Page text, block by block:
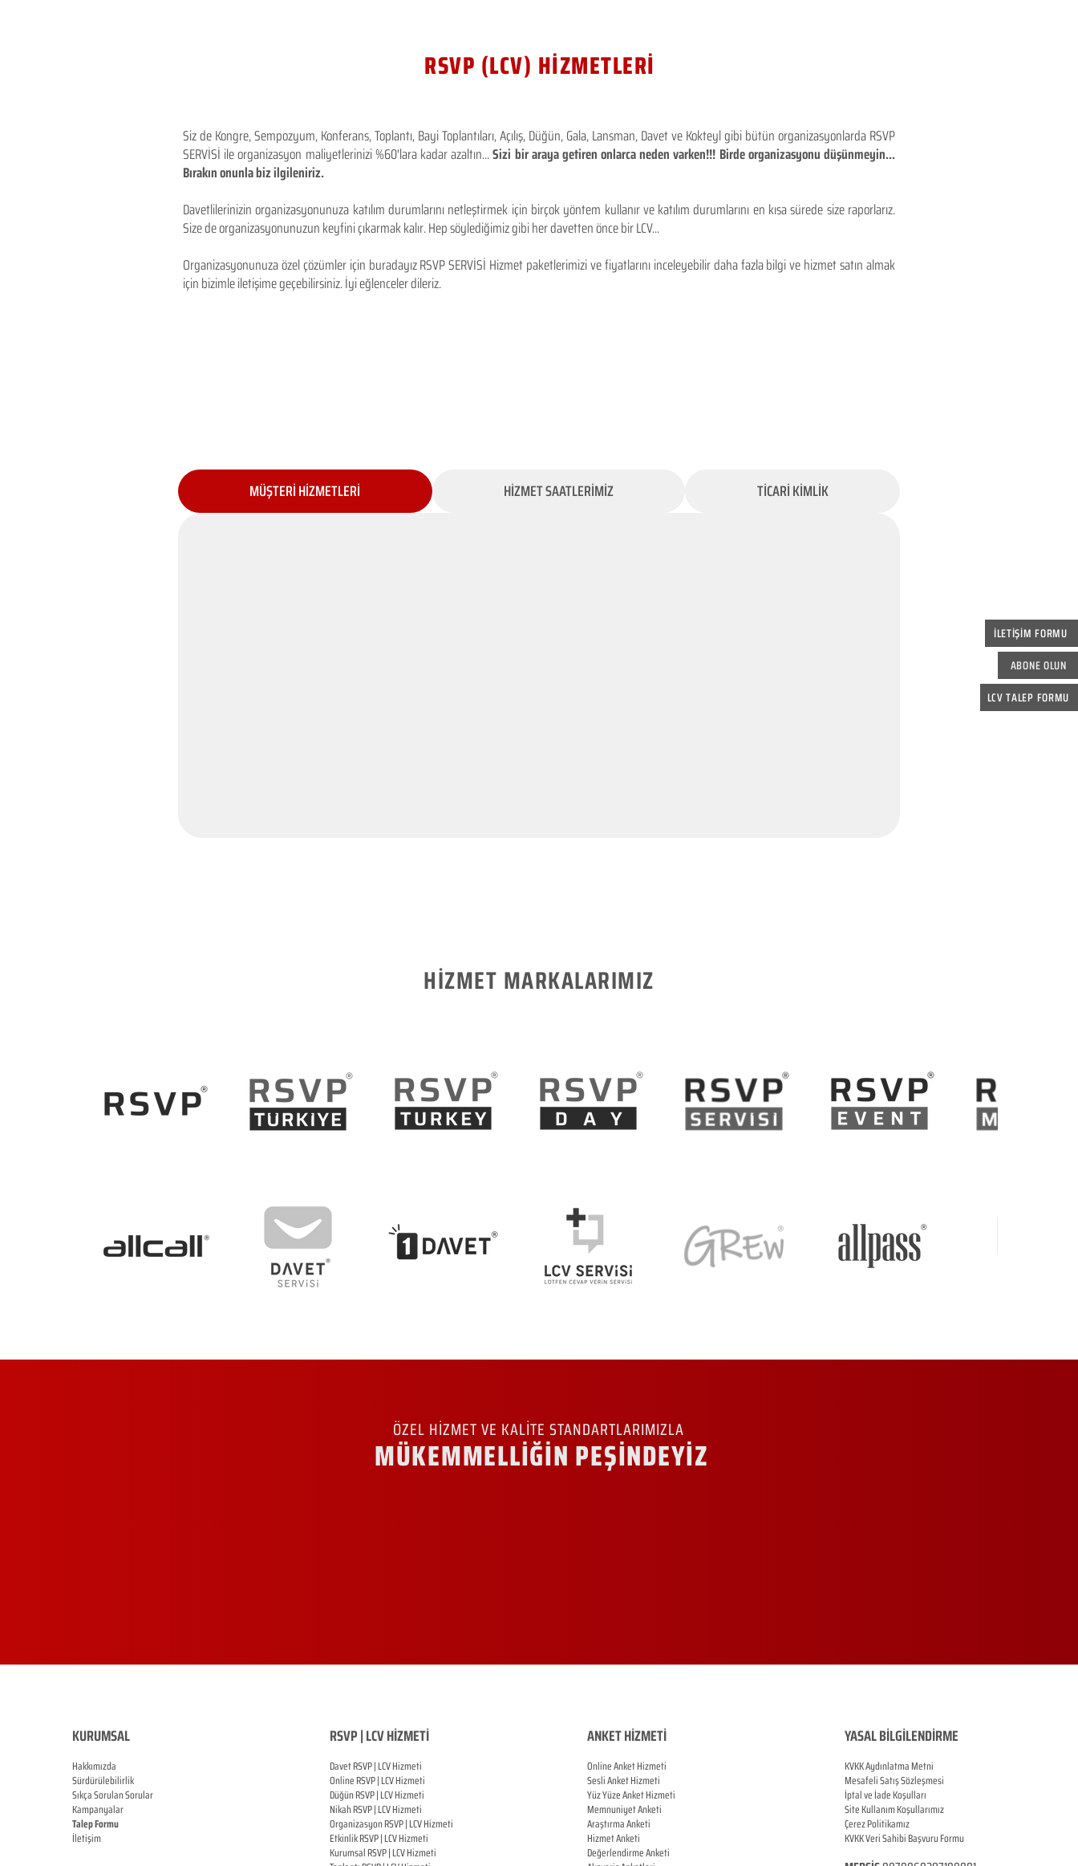
İLETİŞİM FORMU
ABONE OLUN
LCV TALEP FORMU
RSVP (LCV) HİZMETLERİ
Siz de Kongre, Sempozyum, Konferans, Toplantı, Bayi Toplantıları, Açılış, Düğün, Gala, Lansman, Davet ve Kokteyl gibi bütün organizasyonlarda RSVP
SERVİSİ ile organizasyon maliyetlerinizi %60'lara kadar azaltın...Sizi bir araya getiren onlarca neden varken!!! Birde organizasyonu düşünmeyin...
Bırakın onunla biz ilgileniriz.
Davetlilerinizin organizasyonunuza katılım durumlarını netleştirmek için birçok yöntem kullanır ve katılım durumlarını en kısa sürede size raporlarız.
Size de organizasyonunuzun keyfini çıkarmak kalır. Hep söylediğimiz gibi her davetten önce bir LCV...
Organizasyonunuza özel çözümler için buradayız RSVP SERVİSİ Hizmet paketlerimizi ve fiyatlarını inceleyebilir daha fazla bilgi ve hizmet satın almak
için bizimle iletişime geçebilirsiniz. İyi eğlenceler dileriz.
MÜŞTERİ HİZMETLERİ HİZMET SAATLERİMİZ TİCARİ KİMLİK
HİZMET MARKALARIMIZ
ÖZEL HİZMET VE KALİTE STANDARTLARIMIZLA
MÜKEMMELLİĞİN PEŞİNDEYİZ
KURUMSAL
Hakkımızda
Sürdürülebilirlik
Sıkça Sorulan Sorular
Kampanyalar
Talep Formu
İletişim
RSVP | LCV HİZMETİ
Davet RSVP | LCV Hizmeti
OnlineRSVP |LCV Hizmeti
DüğünRSVP |LCV Hizmeti
NikahRSVP |LCV Hizmeti
OrganizasyonRSVP |LCV Hizmeti
EtkinlikRSVP |LCV Hizmeti
KurumsalRSVP |LCV Hizmeti
ANKET HİZMETİ
Online Anket Hizmeti
Sesli Anket Hizmeti
Yüz Yüze Anket Hizmeti
Memnuniyet Anketi
Araştırma Anketi
Hizmet Anketi
Değerlendirme Anketi
YASAL BİLGİLENDİRME
KVKK Aydınlatma Metni
Mesafeli Satış Sözleşmesi
İptal ve İade Koşulları
Site Kullanım Koşullarımız
Çerez Politikamız
KVKK Veri Sahibi Başvuru Formu